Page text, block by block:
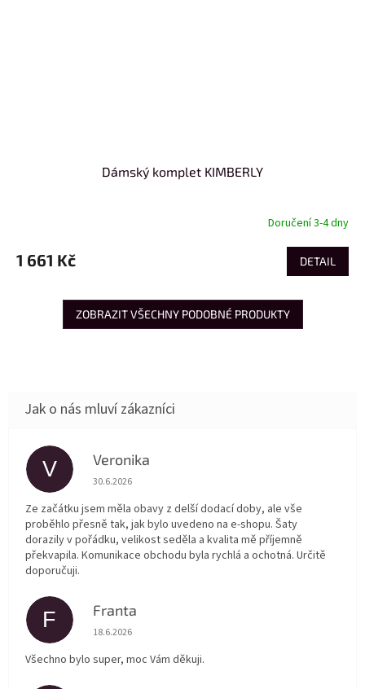
Dámský komplet KIMBERLY
Doručení 3-4 dny
1 661 Kč DETAIL
ZOBRAZIT VŠECHNY PODOBNÉ PRODUKTY
V Veronika
Hodnocení obchodu je 5 z 5 hvězdiček.
30.6.2026
Ze začátku jsem měla obavy z delší dodací doby, ale vše
proběhlo přesně tak, jak bylo uvedeno na e-shopu. Šaty
dorazily v pořádku, velikost seděla a kvalita mě příjemně
překvapila. Komunikace obchodu byla rychlá a ochotná. Určitě
doporučuji.
F Franta
Hodnocení obchodu je 5 z 5 hvězdiček.
18.6.2026
Všechno bylo super, moc Vám děkuji.